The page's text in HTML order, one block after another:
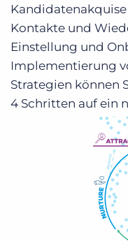
Kontakte und
Einstellung und
Implementierung
Strategien können
4 Schritten auf ein